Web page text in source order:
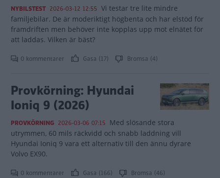
NYBILSTEST 2026-03-12 12:55 Vi testar tre lite mindre
familjebilar. De är moderiktigt högbenta och har elstöd för
framdriften men behöver inte kopplas upp mot elnätet för
att laddas. Vilken är bäst?
0 kommentarer Gasa (17) Bromsa (4)
Provkörning: Hyundai
Ioniq 9 (2026)
PROVKÖRNING 2026-03-06 07:15 Med slösande stora
utrymmen, 60 mils räckvidd och snabb laddning vill
Hyundai Ioniq 9 vara ett alternativ till den ännu dyrare
Volvo EX90.
0 kommentarer Gasa (166) Bromsa (46)